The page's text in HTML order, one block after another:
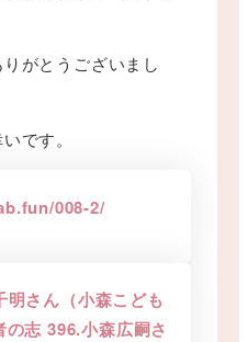
がとうございまし
です。
008-2/
さん（小森こども
志 396.小森広嗣さ